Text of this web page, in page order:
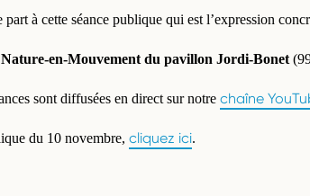
à cette séance publique qui est l’expression
en-Mouvement du pavillon Jordi-Bonet
sont diffusées en direct sur notre chaîne
du 10 novembre, cliquez ici.